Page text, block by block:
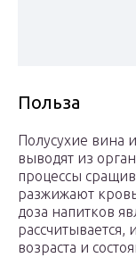
Польза
Полусухие вина
выводят из
процессы
разжижают
доза напитков
рассчитывается,
возраста и